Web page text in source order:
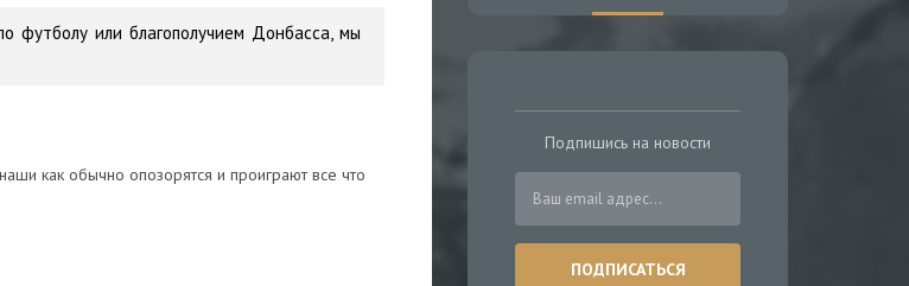
футболу или благополучием Донбасса, мы
как обычно опозорятся и проиграют все что
Подпишись на новости